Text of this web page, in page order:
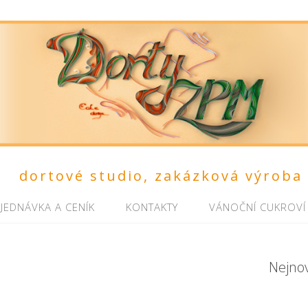
dortové studio, zakázková výroba
A CENÍK KONTAKTY VÁNOČNÍ